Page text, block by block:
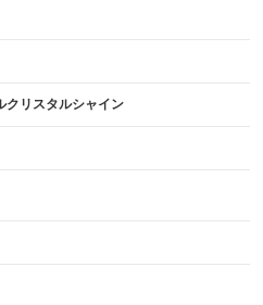
クリスタルシャイン